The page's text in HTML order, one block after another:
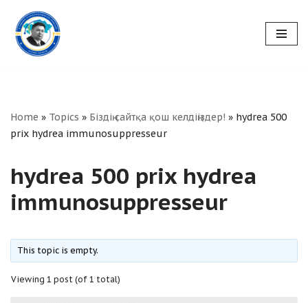
Skip
to
Home » Topics » Біздің сайтқа қош келдіңіздер! » hydrea 500
prix hydrea immunosuppresseur
hydrea 500 prix hydrea
immunosuppresseur
This topic is empty.
Viewing 1 post (of 1 total)